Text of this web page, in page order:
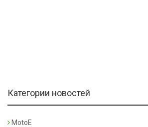
Категории новостей
MotoE